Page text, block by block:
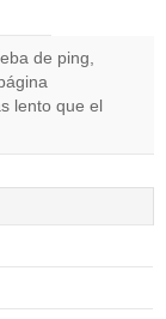
de ping,
lento que el